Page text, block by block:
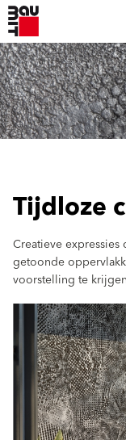
Tijdloze
Creatieve
getoonde
voorstelling te